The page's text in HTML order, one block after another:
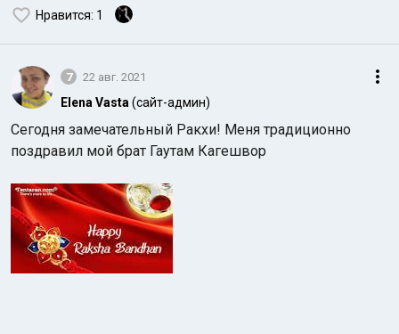
Нравится: 1
7 22 авг. 2021
Elena Vasta (сайт-админ)
Сегодня замечательный Ракхи! Меня традиционно
поздравил мой брат Гаутам Кагешвор